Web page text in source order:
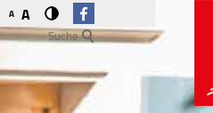
A A
Suche